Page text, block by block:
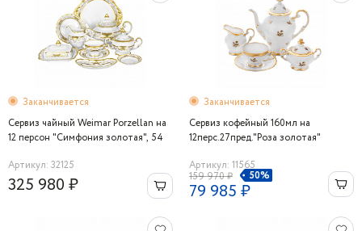
Заканчивается
Сервиз чайный Weimar Porzellan на
12 персон "Симфония золотая", 54
Артикул: 32125
325 980 ₽
Заканчивается
Сервиз кофейный 160мл на
12перс.27пред."Роза золотая"
Артикул: 11565
159 970 ₽
50%
79 985 ₽